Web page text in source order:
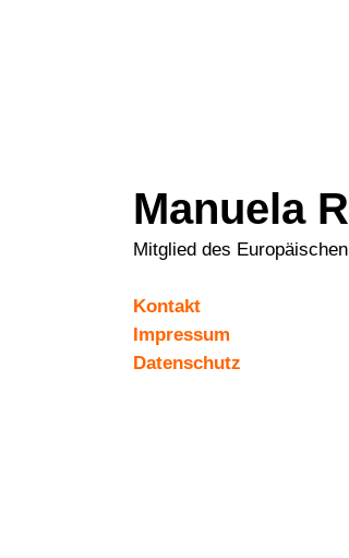
Manuela
Mitglied des
Kontakt
Impressum
Datenschutz